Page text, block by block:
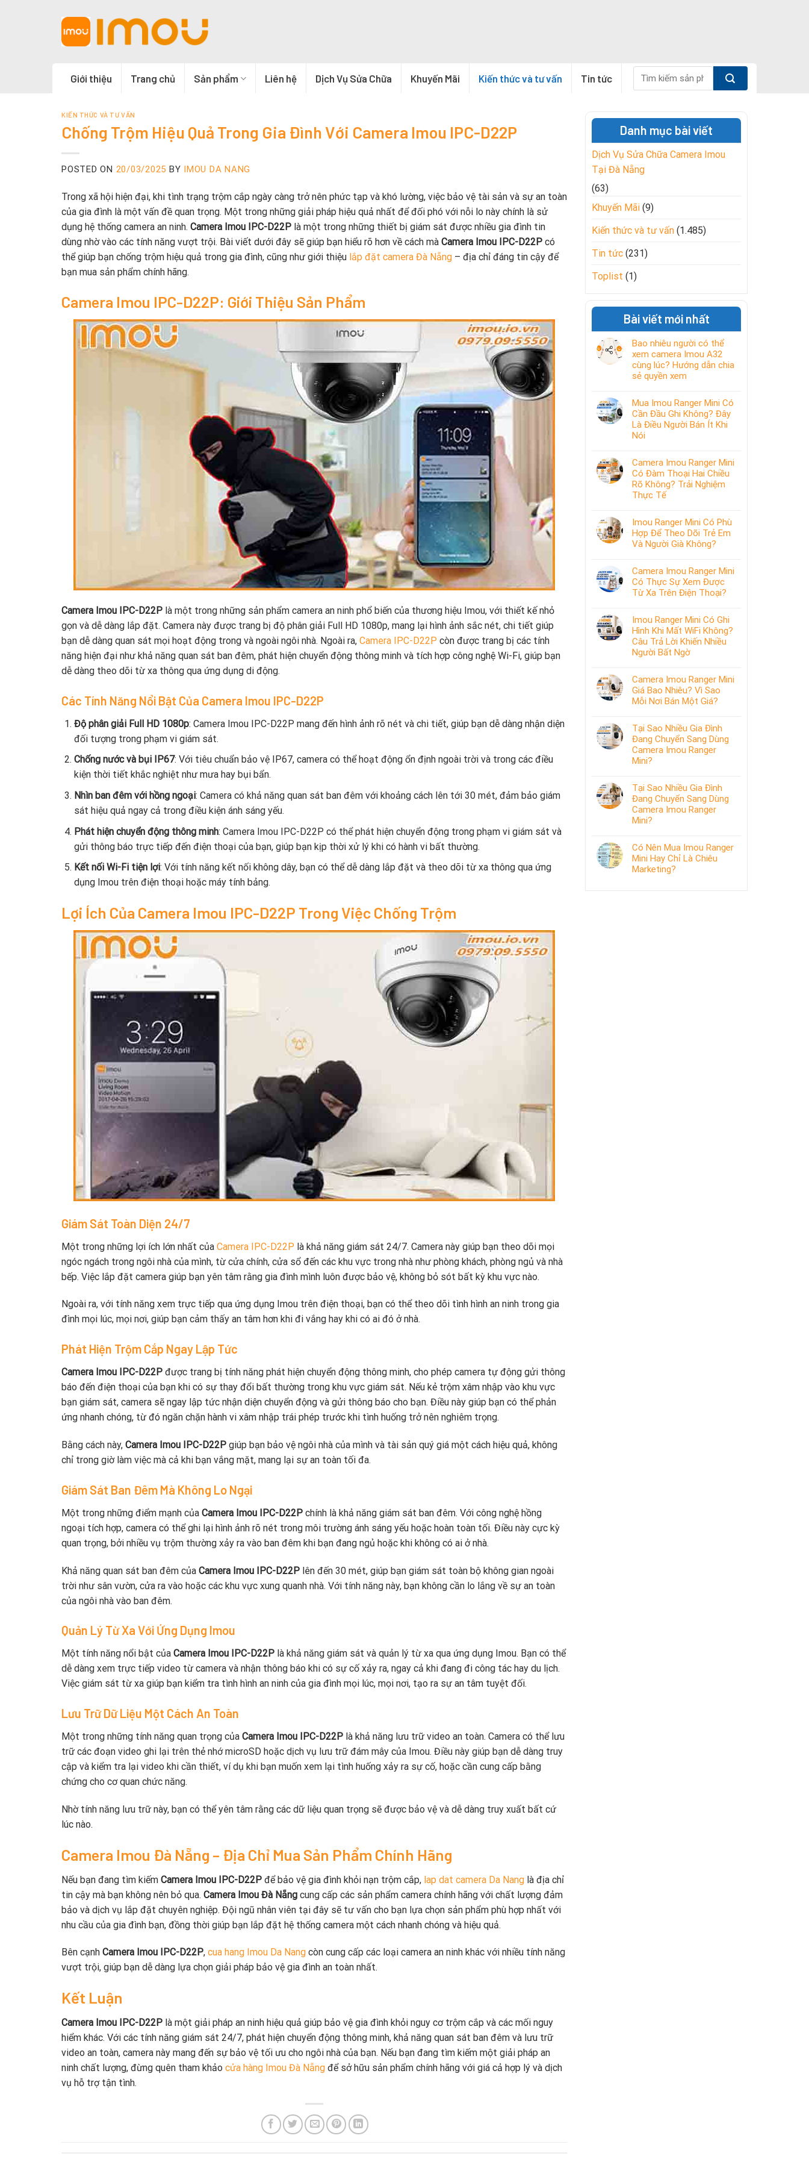
Giới thiệu Trang chủ Sản phẩm Liên hệ Dịch Vụ Sửa Chữa Khuyến Mãi Kiến thức và tư vấn Tin tức
kiếm:
KIẾN THỨC VÀ TƯ VẤN
Chống Trộm Hiệu Quả Trong Gia Đình Với Camera Imou IPC-D22P
POSTED ON 20/03/2025 BY IMOU DA NANG
Trong xã hội hiện đại, khi tình trạng trộm cắp ngày càng trở nên phức tạp và khó lường, việc bảo vệ tài sản và sự an toàn
của gia đình là một vấn đề quan trọng. Một trong những giải pháp hiệu quả nhất để đối phó với nỗi lo này chính là sử
dụng hệ thống camera an ninh. Camera Imou IPC-D22P là một trong những thiết bị giám sát được nhiều gia đình tin
dùng nhờ vào các tính năng vượt trội. Bài viết dưới đây sẽ giúp bạn hiểu rõ hơn về cách mà Camera Imou IPC-D22P có
thể giúp bạn chống trộm hiệu quả trong gia đình, cũng như giới thiệu lắp đặt camera Đà Nẵng – địa chỉ đáng tin cậy để
bạn mua sản phẩm chính hãng.
Camera Imou IPC-D22P: Giới Thiệu Sản Phẩm
Camera Imou IPC-D22P là một trong những sản phẩm camera an ninh phổ biến của thương hiệu Imou, với thiết kế nhỏ
gọn và dễ dàng lắp đặt. Camera này được trang bị độ phân giải Full HD 1080p, mang lại hình ảnh sắc nét, chi tiết giúp
bạn dễ dàng quan sát mọi hoạt động trong và ngoài ngôi nhà. Ngoài ra, Camera IPC-D22P còn được trang bị các tính
năng hiện đại như khả năng quan sát ban đêm, phát hiện chuyển động thông minh và tích hợp công nghệ Wi-Fi, giúp bạn
dễ dàng theo dõi từ xa thông qua ứng dụng di động.
Các Tính Năng Nổi Bật Của Camera Imou IPC-D22P
Độ phân giải Full HD 1080p: Camera Imou IPC-D22P mang đến hình ảnh rõ nét và chi tiết, giúp bạn dễ dàng nhận diện
đối tượng trong phạm vi giám sát.
Chống nước và bụi IP67: Với tiêu chuẩn bảo vệ IP67, camera có thể hoạt động ổn định ngoài trời và trong các điều
kiện thời tiết khắc nghiệt như mưa hay bụi bẩn.
Nhìn ban đêm với hồng ngoại: Camera có khả năng quan sát ban đêm với khoảng cách lên tới 30 mét, đảm bảo giám
sát hiệu quả ngay cả trong điều kiện ánh sáng yếu.
Phát hiện chuyển động thông minh: Camera Imou IPC-D22P có thể phát hiện chuyển động trong phạm vi giám sát và
gửi thông báo trực tiếp đến điện thoại của bạn, giúp bạn kịp thời xử lý khi có hành vi bất thường.
Kết nối Wi-Fi tiện lợi: Với tính năng kết nối không dây, bạn có thể dễ dàng lắp đặt và theo dõi từ xa thông qua ứng
dụng Imou trên điện thoại hoặc máy tính bảng.
Lợi Ích Của Camera Imou IPC-D22P Trong Việc Chống Trộm
Giám Sát Toàn Diện 24/7
Một trong những lợi ích lớn nhất của Camera IPC-D22P là khả năng giám sát 24/7. Camera này giúp bạn theo dõi mọi
ngóc ngách trong ngôi nhà của mình, từ cửa chính, cửa sổ đến các khu vực trong nhà như phòng khách, phòng ngủ và nhà
bếp. Việc lắp đặt camera giúp bạn yên tâm rằng gia đình mình luôn được bảo vệ, không bỏ sót bất kỳ khu vực nào.
Ngoài ra, với tính năng xem trực tiếp qua ứng dụng Imou trên điện thoại, bạn có thể theo dõi tình hình an ninh trong gia
đình mọi lúc, mọi nơi, giúp bạn cảm thấy an tâm hơn khi đi vắng hay khi có ai đó ở nhà.
Phát Hiện Trộm Cắp Ngay Lập Tức
Camera Imou IPC-D22P được trang bị tính năng phát hiện chuyển động thông minh, cho phép camera tự động gửi thông
báo đến điện thoại của bạn khi có sự thay đổi bất thường trong khu vực giám sát. Nếu kẻ trộm xâm nhập vào khu vực
bạn giám sát, camera sẽ ngay lập tức nhận diện chuyển động và gửi thông báo cho bạn. Điều này giúp bạn có thể phản
ứng nhanh chóng, từ đó ngăn chặn hành vi xâm nhập trái phép trước khi tình huống trở nên nghiêm trọng.
Bằng cách này, Camera Imou IPC-D22P giúp bạn bảo vệ ngôi nhà của mình và tài sản quý giá một cách hiệu quả, không
chỉ trong giờ làm việc mà cả khi bạn vắng mặt, mang lại sự an toàn tối đa.
Giám Sát Ban Đêm Mà Không Lo Ngại
Một trong những điểm mạnh của Camera Imou IPC-D22P chính là khả năng giám sát ban đêm. Với công nghệ hồng
ngoại tích hợp, camera có thể ghi lại hình ảnh rõ nét trong môi trường ánh sáng yếu hoặc hoàn toàn tối. Điều này cực kỳ
quan trọng, bởi nhiều vụ trộm thường xảy ra vào ban đêm khi bạn đang ngủ hoặc khi không có ai ở nhà.
Khả năng quan sát ban đêm của Camera Imou IPC-D22P lên đến 30 mét, giúp bạn giám sát toàn bộ không gian ngoài
trời như sân vườn, cửa ra vào hoặc các khu vực xung quanh nhà. Với tính năng này, bạn không cần lo lắng về sự an toàn
của ngôi nhà vào ban đêm.
Quản Lý Từ Xa Với Ứng Dụng Imou
Một tính năng nổi bật của Camera Imou IPC-D22P là khả năng giám sát và quản lý từ xa qua ứng dụng Imou. Bạn có thể
dễ dàng xem trực tiếp video từ camera và nhận thông báo khi có sự cố xảy ra, ngay cả khi đang đi công tác hay du lịch.
Việc giám sát từ xa giúp bạn kiểm tra tình hình an ninh của gia đình mọi lúc, mọi nơi, tạo ra sự an tâm tuyệt đối.
Lưu Trữ Dữ Liệu Một Cách An Toàn
Một trong những tính năng quan trọng của Camera Imou IPC-D22P là khả năng lưu trữ video an toàn. Camera có thể lưu
trữ các đoạn video ghi lại trên thẻ nhớ microSD hoặc dịch vụ lưu trữ đám mây của Imou. Điều này giúp bạn dễ dàng truy
cập và kiểm tra lại video khi cần thiết, ví dụ khi bạn muốn xem lại tình huống xảy ra sự cố, hoặc cần cung cấp bằng
chứng cho cơ quan chức năng.
Nhờ tính năng lưu trữ này, bạn có thể yên tâm rằng các dữ liệu quan trọng sẽ được bảo vệ và dễ dàng truy xuất bất cứ
lúc nào.
Camera Imou Đà Nẵng – Địa Chỉ Mua Sản Phẩm Chính Hãng
Nếu bạn đang tìm kiếm Camera Imou IPC-D22P để bảo vệ gia đình khỏi nạn trộm cắp, lap dat camera Da Nang là địa chỉ
tin cậy mà bạn không nên bỏ qua. Camera Imou Đà Nẵng cung cấp các sản phẩm camera chính hãng với chất lượng đảm
bảo và dịch vụ lắp đặt chuyên nghiệp. Đội ngũ nhân viên tại đây sẽ tư vấn cho bạn lựa chọn sản phẩm phù hợp nhất với
nhu cầu của gia đình bạn, đồng thời giúp bạn lắp đặt hệ thống camera một cách nhanh chóng và hiệu quả.
Bên cạnh Camera Imou IPC-D22P, cua hang Imou Da Nang còn cung cấp các loại camera an ninh khác với nhiều tính năng
vượt trội, giúp bạn dễ dàng lựa chọn giải pháp bảo vệ gia đình an toàn nhất.
Kết Luận
Camera Imou IPC-D22P là một giải pháp an ninh hiệu quả giúp bảo vệ gia đình khỏi nguy cơ trộm cắp và các mối nguy
hiểm khác. Với các tính năng giám sát 24/7, phát hiện chuyển động thông minh, khả năng quan sát ban đêm và lưu trữ
video an toàn, camera này mang đến sự bảo vệ tối ưu cho ngôi nhà của bạn. Nếu bạn đang tìm kiếm một giải pháp an
ninh chất lượng, đừng quên tham khảo cửa hàng Imou Đà Nẵng để sở hữu sản phẩm chính hãng với giá cả hợp lý và dịch
vụ hỗ trợ tận tình.
Danh mục bài viết
Dịch Vụ Sửa Chữa Camera Imou
Tại Đà Nẵng
(63)
Khuyến Mãi (9)
Kiến thức và tư vấn (1.485)
Tin tức (231)
Toplist (1)
Bài viết mới nhất
Bao nhiêu người có thể
xem camera Imou A32
cùng lúc? Hướng dẫn chia
sẻ quyền xem
Mua Imou Ranger Mini Có
Cần Đầu Ghi Không? Đây
Là Điều Người Bán Ít Khi
Nói
Camera Imou Ranger Mini
Có Đàm Thoại Hai Chiều
Rõ Không? Trải Nghiệm
Thực Tế
Imou Ranger Mini Có Phù
Hợp Để Theo Dõi Trẻ Em
Và Người Già Không?
Camera Imou Ranger Mini
Có Thực Sự Xem Được
Từ Xa Trên Điện Thoại?
Imou Ranger Mini Có Ghi
Hình Khi Mất WiFi Không?
Câu Trả Lời Khiến Nhiều
Người Bất Ngờ
Camera Imou Ranger Mini
Giá Bao Nhiêu? Vì Sao
Mỗi Nơi Bán Một Giá?
Tại Sao Nhiều Gia Đình
Đang Chuyển Sang Dùng
Camera Imou Ranger
Mini?
Tại Sao Nhiều Gia Đình
Đang Chuyển Sang Dùng
Camera Imou Ranger
Mini?
Có Nên Mua Imou Ranger
Mini Hay Chỉ Là Chiêu
Marketing?